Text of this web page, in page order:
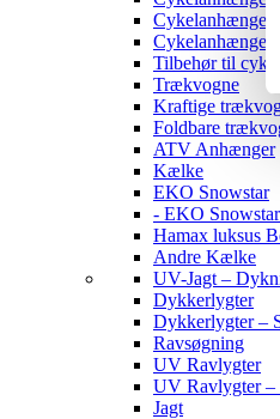
Cykelanhænger
Cykelanhænger
Tilbehør til
Trækvogne
Kraftige
Foldbare
ATV Anhænger
Kælke
EKO Snowstar
- EKO
Hamax luksus
Andre Kælke
UV-Jagt –
Dykkerlygter
Dykkerlygter –
Ravsøgning
UV Ravlygter
UV Ravlygter –
Jagt